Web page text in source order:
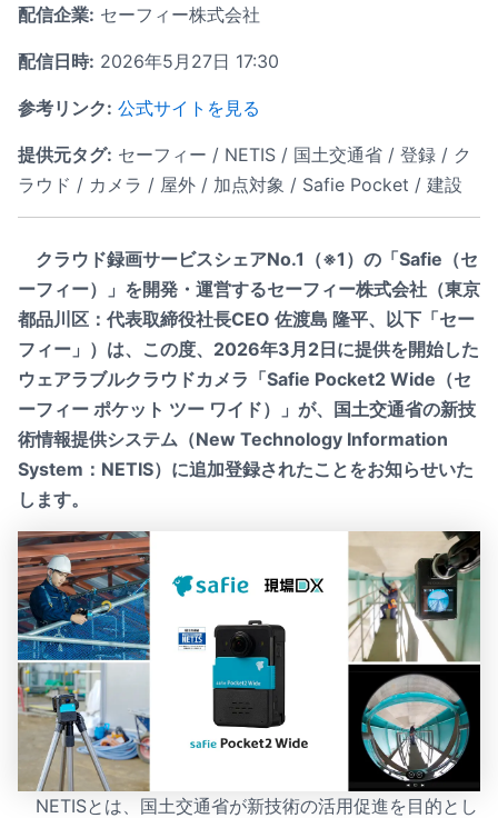
配信企業: セーフィー株式会社
配信日時: 2026年5月27日 17:30
参考リンク: 公式サイトを見る
提供元タグ: セーフィー / NETIS / 国土交通省 / 登録 / ク
ラウド / カメラ / 屋外 / 加点対象 / Safie Pocket / 建設
クラウド録画サービスシェアNo.1（※1）の「Safie（セ
ーフィー）」を開発・運営するセーフィー株式会社（東京
都品川区：代表取締役社長CEO 佐渡島 隆平、以下「セー
フィー」）は、この度、2026年3月2日に提供を開始した
ウェアラブルクラウドカメラ「Safie Pocket2 Wide（セ
ーフィー ポケット ツー ワイド）」が、国土交通省の新技
術情報提供システム（New Technology Information
System：NETIS）に追加登録されたことをお知らせいた
します。
NETISとは、国土交通省が新技術の活用促進を目的とし